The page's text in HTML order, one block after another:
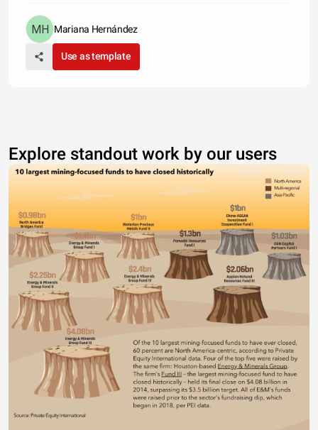
Mariana Hernández
Use as template
Explore standout work by our users